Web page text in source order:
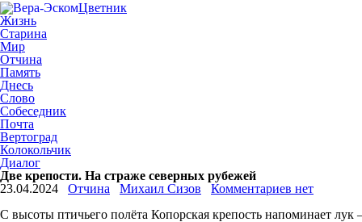
Цветник
Жизнь
Старина
Мир
Отчина
Память
Днесь
Слово
Собеседник
Почта
Вертоград
Колокольчик
Диалог
Две крепости. На страже северных рубежей
23.04.2024
Отчина Михаил Сизов
Комментариев нет
С высоты птичьего полёта Копорская крепость напоминает